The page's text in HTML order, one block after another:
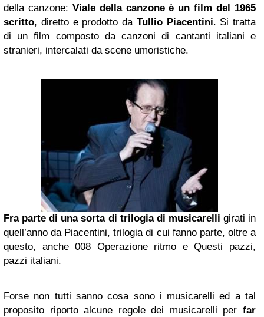
della canzone: Viale della canzone è un film del 1965
scritto, diretto e prodotto da Tullio Piacentini. Si tratta
di un film composto da canzoni di cantanti italiani e
stranieri, intercalati da scene umoristiche.
Fra parte di una sorta di trilogia di musicarelli girati in
quell’anno da Piacentini, trilogia di cui fanno parte, oltre a
questo, anche 008 Operazione ritmo e Questi pazzi,
pazzi italiani.
Forse non tutti sanno cosa sono i musicarelli ed a tal
proposito riporto alcune regole dei musicarelli per far